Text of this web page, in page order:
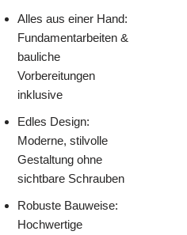
Alles aus einer Hand:
Fundamentarbeiten &
bauliche
Vorbereitungen
inklusive
Edles Design:
Moderne, stilvolle
Gestaltung ohne
sichtbare Schrauben
Robuste Bauweise:
Hochwertige